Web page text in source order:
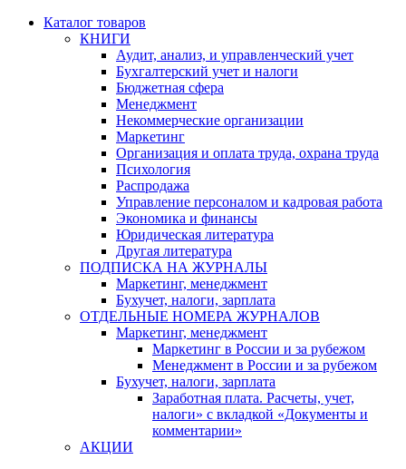
Каталог товаров
КНИГИ
Аудит, анализ, и управленческий учет
Бухгалтерский учет и налоги
Бюджетная сфера
Менеджмент
Некоммерческие организации
Маркетинг
Организация и оплата труда, охрана труда
Психология
Распродажа
Управление персоналом и кадровая работа
Экономика и финансы
Юридическая литература
Другая литература
ПОДПИСКА НА ЖУРНАЛЫ
Маркетинг, менеджмент
Бухучет, налоги, зарплата
ОТДЕЛЬНЫЕ НОМЕРА ЖУРНАЛОВ
Маркетинг, менеджмент
Маркетинг в России и за рубежом
Менеджмент в России и за рубежом
Бухучет, налоги, зарплата
Заработная плата. Расчеты, учет,
налоги» с вкладкой «Документы и
комментарии»
АКЦИИ